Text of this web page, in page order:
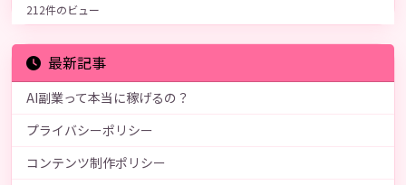
212件のビュー
最新記事
AI副業って本当に稼げるの？
プライバシーポリシー
コンテンツ制作ポリシー